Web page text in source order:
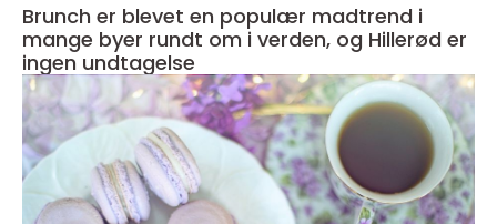
Brunch er blevet en populær madtrend i
mange byer rundt om i verden, og Hillerød er
ingen undtagelse